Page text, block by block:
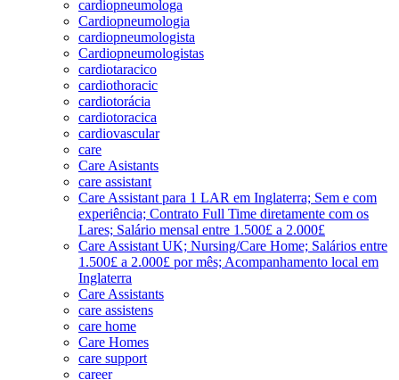
cardiopneumologa
Cardiopneumologia
cardiopneumologista
Cardiopneumologistas
cardiotaracico
cardiothoracic
cardiotorácia
cardiotoracica
cardiovascular
care
Care Asistants
care assistant
Care Assistant para 1 LAR em Inglaterra; Sem e com
experiência; Contrato Full Time diretamente com os
Lares; Salário mensal entre 1.500£ a 2.000£
Care Assistant UK; Nursing/Care Home; Salários entre
1.500£ a 2.000£ por mês; Acompanhamento local em
Inglaterra
Care Assistants
care assistens
care home
Care Homes
care support
career